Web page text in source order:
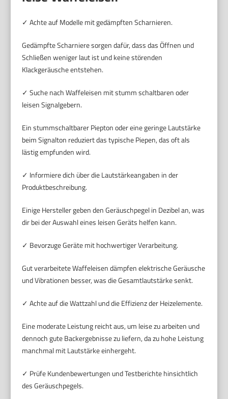
✓ Achte auf Modelle mit gedämpften Scharnieren.
Gedämpfte Scharniere sorgen dafür, dass das Öffnen und
Schließen weniger laut ist und keine störenden
Klackgeräusche entstehen.
✓ Suche nach Waffeleisen mit stumm schaltbaren oder
leisen Signalgebern.
Ein stummschaltbarer Piepton oder eine geringe Lautstärke
beim Signalton reduziert das typische Piepen, das oft als
lästig empfunden wird.
✓ Informiere dich über die Lautstärkeangaben in der
Produktbeschreibung.
Einige Hersteller geben den Geräuschpegel in Dezibel an, was
dir bei der Auswahl eines leisen Geräts helfen kann.
✓ Bevorzuge Geräte mit hochwertiger Verarbeitung.
Gut verarbeitete Waffeleisen dämpfen elektrische Geräusche
und Vibrationen besser, was die Gesamtlautstärke senkt.
✓ Achte auf die Wattzahl und die Effizienz der Heizelemente.
Eine moderate Leistung reicht aus, um leise zu arbeiten und
dennoch gute Backergebnisse zu liefern, da zu hohe Leistung
manchmal mit Lautstärke einhergeht.
✓ Prüfe Kundenbewertungen und Testberichte hinsichtlich
des Geräuschpegels.